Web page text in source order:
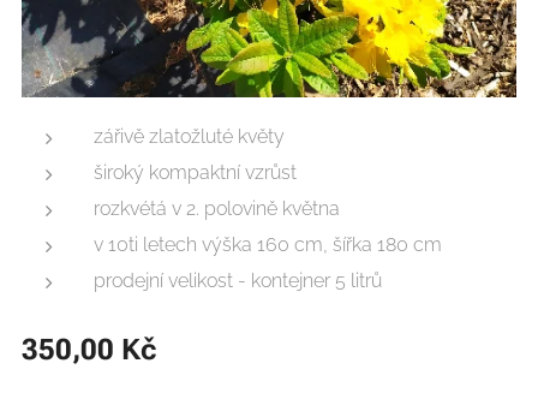
zářivě zlatožluté květy
široký kompaktní vzrůst
rozkvétá v 2. polovině května
v 10ti letech výška 160 cm, šířka 180 cm
prodejní velikost - kontejner 5 litrů
350,00 Kč